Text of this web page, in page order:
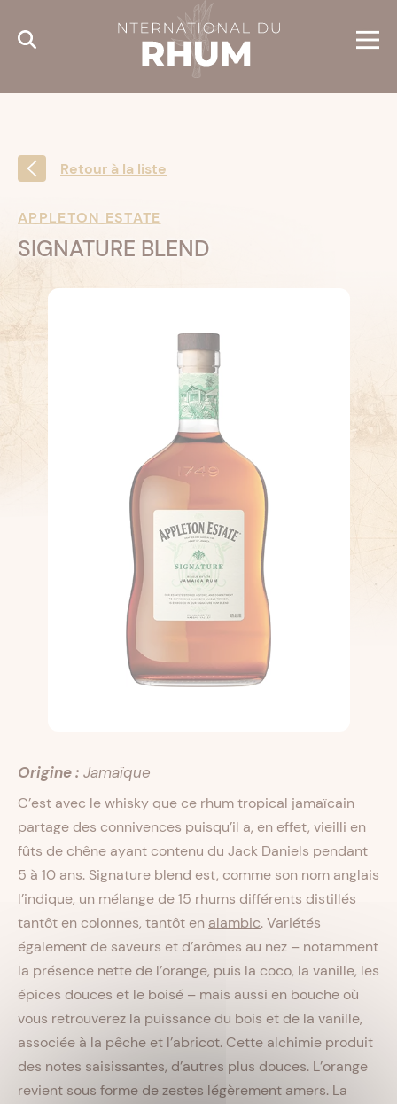
Retour à la liste
APPLETON ESTATE
SIGNATURE BLEND
Origine : Jamaïque
C’est avec le whisky que ce rhum tropical jamaïcain
partage des connivences puisqu’il a, en effet, vieilli en
fûts de chêne ayant contenu du Jack Daniels pendant
5 à 10 ans. Signature blend est, comme son nom anglais
l’indique, un mélange de 15 rhums différents distillés
tantôt en colonnes, tantôt en alambic. Variétés
également de saveurs et d’arômes au nez – notamment
la présence nette de l’orange, puis la coco, la vanille, les
épices douces et le boisé – mais aussi en bouche où
vous retrouverez la puissance du bois et de la vanille,
associée à la pêche et l’abricot. Cette alchimie produit
des notes saisissantes, d’autres plus douces. L’orange
revient sous forme de zestes légèrement amers. La
Cookies management panel